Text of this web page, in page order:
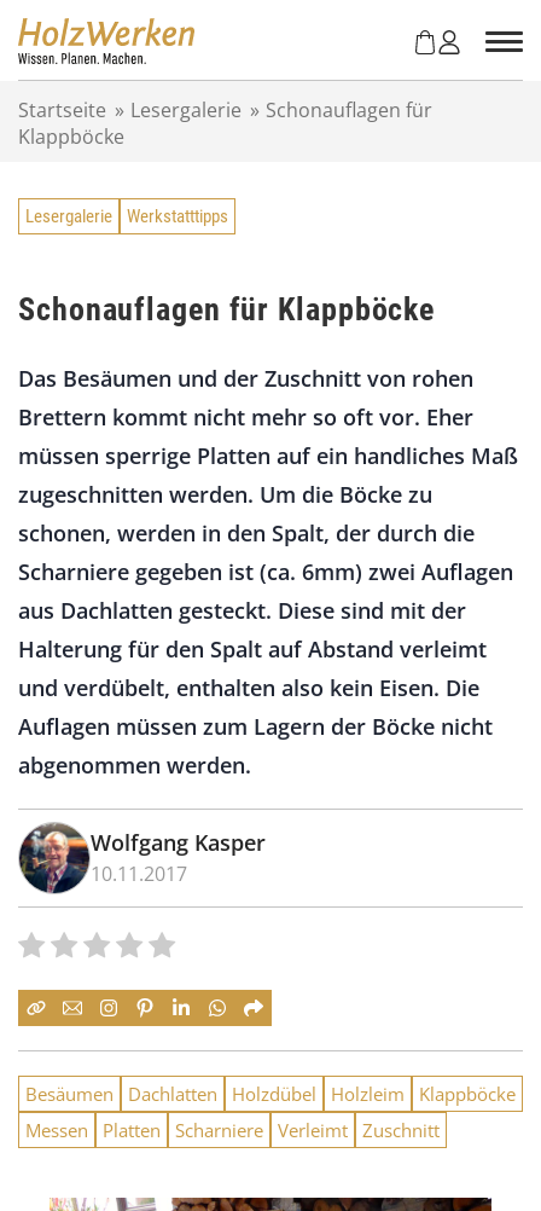
Startseite » Lesergalerie » Schonauflagen für
Klappböcke
Lesergalerie Werkstatttipps
Schonauflagen für Klappböcke
Das Besäumen und der Zuschnitt von rohen
Brettern kommt nicht mehr so oft vor. Eher
müssen sperrige Platten auf ein handliches Maß
zugeschnitten werden. Um die Böcke zu
schonen, werden in den Spalt, der durch die
Scharniere gegeben ist (ca. 6mm) zwei Auflagen
aus Dachlatten gesteckt. Diese sind mit der
Halterung für den Spalt auf Abstand verleimt
und verdübelt, enthalten also kein Eisen. Die
Auflagen müssen zum Lagern der Böcke nicht
abgenommen werden.
Wolfgang Kasper
10.11.2017
Besäumen Dachlatten Holzdübel Holzleim
Klappböcke
Messen
Platten Scharniere Verleimt Zuschnitt